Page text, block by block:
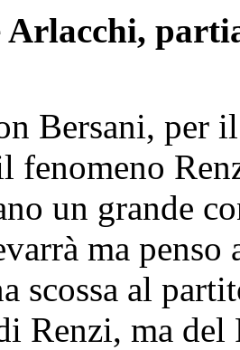
Arlacchi,
Bersani, per
fenomeno
un grande
ma penso
scossa al
Renzi, ma del